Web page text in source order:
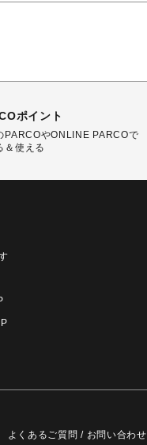
ポイント
PARCOやONLINE PARCOで
＆使える
よくあるご質問 / お問い合わせ